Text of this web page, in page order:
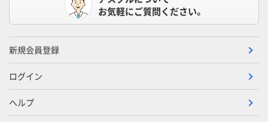
お気軽にご質問ください。
新規会員登録
ログイン
ヘルプ